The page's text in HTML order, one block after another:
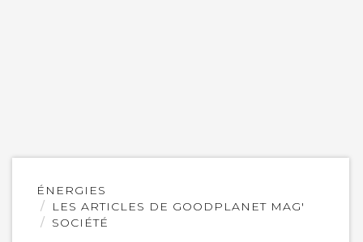
ÉNERGIES
LES ARTICLES DE GOODPLANET MAG'
SOCIÉTÉ
Lire
l'article